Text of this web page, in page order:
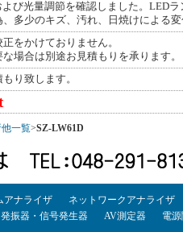
び光量調節を確認しました。LED
、多少のキズ、汚れ、日焼けによる
をかけておりません。
場合は別途お見積もりを承ります。
り致します。
一覧>SZ-LW61D
アナライザ
ネットワークアナライザ
発振器・信号発生器 AV測定器 電